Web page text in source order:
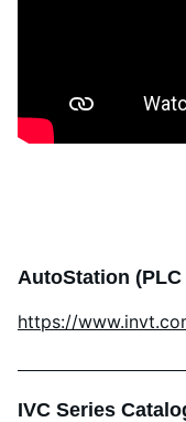
AutoStation
https://
IVC Series